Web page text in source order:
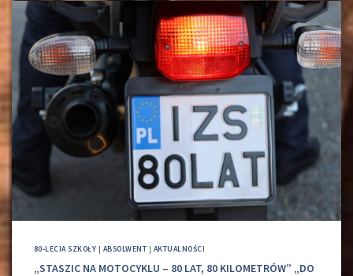
80-LECIA SZKOŁY | ABSOLWENT | AKTUALNOŚCI
„STASZIC NA MOTOCYKLU – 80 LAT, 80 KILOMETRÓW” „DO